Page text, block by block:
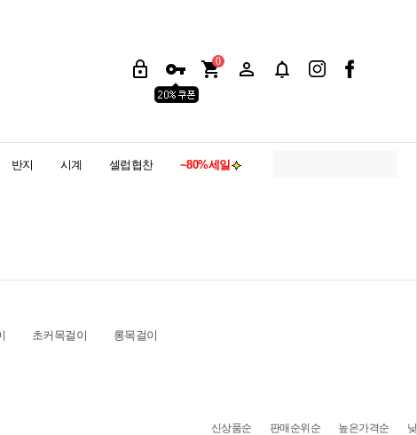
0
반지 시계 셀럽협찬 ~80%세일
초커목걸이 롱목걸이
신상품순 판매순위순 높은가격순